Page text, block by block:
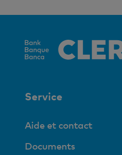
Service
Aide et contact
Documents